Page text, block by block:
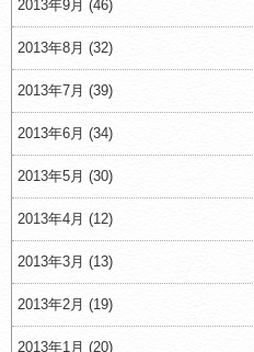
2013年9月 (46)
2013年8月 (32)
2013年7月 (39)
2013年6月 (34)
2013年5月 (30)
2013年4月 (12)
2013年3月 (13)
2013年2月 (19)
2013年1月 (20)